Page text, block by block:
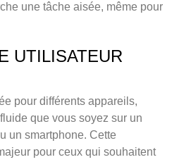
une tâche aisée, même pour
UTILISATEUR
pour différents appareils,
que vous soyez sur un
un smartphone. Cette
pour ceux qui souhaitent